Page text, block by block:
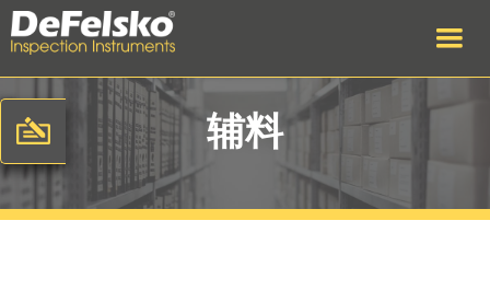
辅料